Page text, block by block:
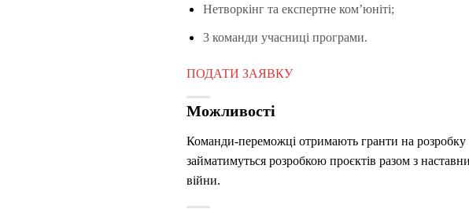
Нетворкінг та експертне комʼюніті;
3 команди учасниці програми.
ПОДАТИ ЗАЯВКУ
Можливості
Команди-переможці отримають гранти на розробку
займатимуться розробкою проєктів разом з
війни.